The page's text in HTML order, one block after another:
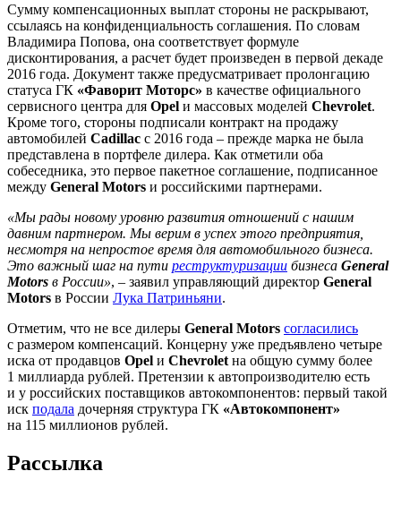
Сумму компенсационных выплат стороны не раскрывают,
ссылаясь на конфиденциальность соглашения. По словам
Владимира Попова, она соответствует формуле
дисконтирования, а расчет будет произведен в первой декаде
2016 года. Документ также предусматривает пролонгацию
статуса ГК «Фаворит Моторс» в качестве официального
сервисного центра для Opel и массовых моделей Chevrolet.
Кроме того, стороны подписали контракт на продажу
автомобилей Cadillac с 2016 года – прежде марка не была
представлена в портфеле дилера. Как отметили оба
собеседника, это первое пакетное соглашение, подписанное
между General Motors и российскими партнерами.
«Мы рады новому уровню развития отношений с нашим
давним партнером. Мы верим в успех этого предприятия,
несмотря на непростое время для автомобильного бизнеса.
Это важный шаг на пути реструктуризации бизнеса General
Motors в России», – заявил управляющий директор General
Motors в России Лука Патриньяни.
Отметим, что не все дилеры General Motors согласились
с размером компенсаций. Концерну уже предъявлено четыре
иска от продавцов Opel и Chevrolet на общую сумму более
1 миллиарда рублей. Претензии к автопроизводителю есть
и у российских поставщиков автокомпонентов: первый такой
иск подала дочерняя структура ГК «Автокомпонент»
на 115 миллионов рублей.
Рассылка